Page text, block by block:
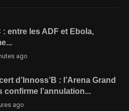
: entre les ADF et Ebola,
ago
d’Innoss’B : l’Arena Grand
confirme l’annulation...
ago